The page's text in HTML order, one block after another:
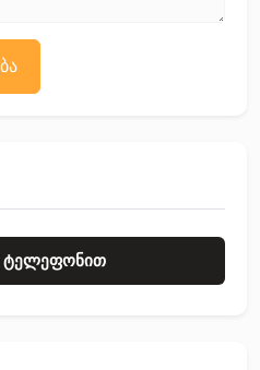
ტელეფონით